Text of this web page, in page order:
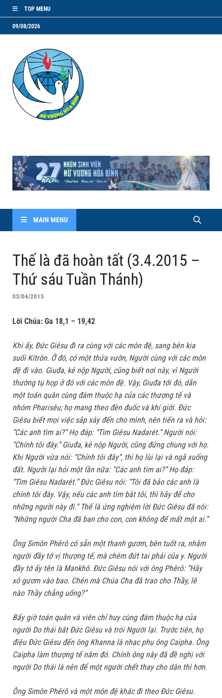
TOP MENU
09/08/2026
MAIN MENU
Thế là đã hoàn tất (3.4.2015 –
Thứ sáu Tuần Thánh)
03/04/2015
Lời Chúa: Ga 18,1 – 19,42
Khi ấy, Đức Giêsu đi ra cùng với các môn đệ, sang bên kia
suối Kítrôn. Ở đó, có một thửa vườn, Người cùng với các môn
đệ đi vào. Giuđa, kẻ nộp Người, cũng biết nơi này, vì Người
thường tụ họp ở đó với các môn đệ. Vậy, Giuđa tới đó, dẫn
một toán quân cùng đám thuộc hạ của các thượng tế và
nhóm Pharisêu; họ mang theo đèn đuốc và khí giới. Đức
Giêsu biết mọi việc sắp xảy đến cho mình, nên tiến ra và hỏi:
“Các anh tìm ai?” Họ đáp: “Tìm Giêsu Nadarét.” Người nói:
“Chính tôi đây.” Giuđa, kẻ nộp Người, cũng đứng chung với họ.
Khi Người vừa nói: “Chính tôi đây”, thì họ lùi lại và ngã xuống
đất. Người lại hỏi một lần nữa: “Các anh tìm ai?” Họ đáp:
“Tìm Giêsu Nadarét.” Đức Giêsu nói: “Tôi đã bảo các anh là
chính tôi đây. Vậy, nếu các anh tìm bắt tôi, thì hãy để cho
những người này đi.” Thế là ứng nghiệm lời Đức Giêsu đã nói:
“Những người Cha đã ban cho con, con không để mất một ai.”
Ông Simôn Phêrô có sẵn một thanh gươm, bèn tuốt ra, nhằm
người đầy tớ vị thượng tế, mà chém đứt tai phải của y. Người
đầy tớ ấy tên là Mankhô. Đức Giêsu nói với ông Phêrô: “Hãy
xỏ gươm vào bao. Chén mà Chúa Cha đã trao cho Thầy, lẽ
nào Thầy chẳng uống?”
Bấy giờ toán quân và viên chỉ huy cùng đám thuộc hạ của
người Do thái bắt Đức Giêsu và trói Người lại. Trước tiên, họ
điệu Đức Giêsu đến ông Khanna là nhạc phụ ông Caipha. Ông
Caipha làm thượng tế năm đó. Chính ông này đã đề nghị với
người Do thái là nên để một người chết thay cho dân thì hơn.
Ông Simôn Phêrô và một môn đệ khác đi theo Đức Giêsu.